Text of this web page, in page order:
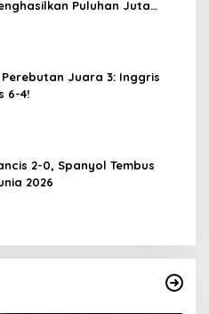
Puluhan Juta
Juara 3: Inggris
6-4!
2-0, Spanyol Tembus
2026